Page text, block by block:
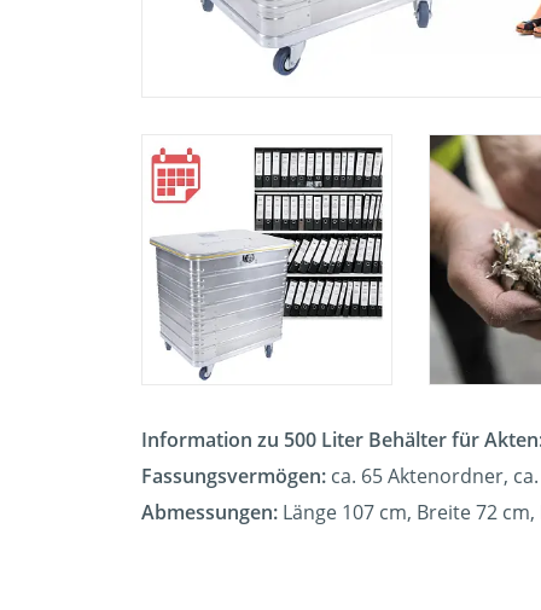
Information zu 500 Liter Behälter für
Fassungsvermögen: ca. 65 Aktenordner,
Abmessungen: Länge 107 cm, Breite 72